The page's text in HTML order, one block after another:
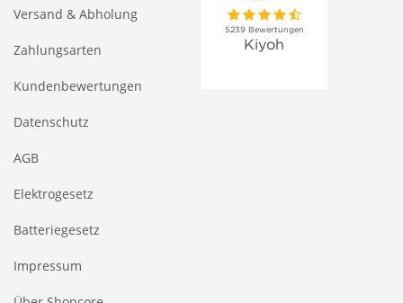
Versand & Abholung
Zahlungsarten
Kundenbewertungen
Datenschutz
AGB
Elektrogesetz
Batteriegesetz
Impressum